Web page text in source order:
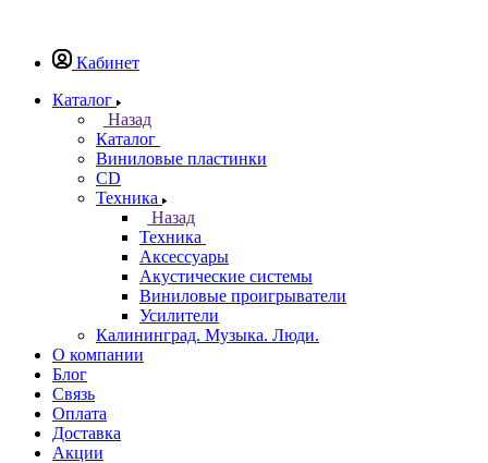
Кабинет
Каталог
Назад
Каталог
Виниловые пластинки
CD
Техника
Назад
Техника
Аксессуары
Акустические системы
Виниловые проигрыватели
Усилители
Калининград. Музыка. Люди.
О компании
Блог
Связь
Оплата
Доставка
Акции